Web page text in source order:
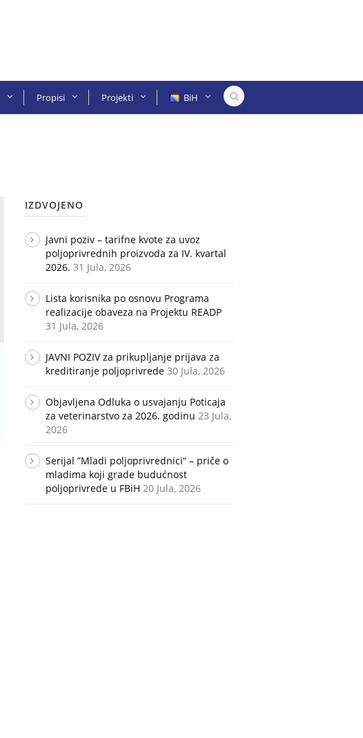
Propisi Projekti BiH
IZDVOJENO
Javni poziv – tarifne kvote za uvoz
poljoprivrednih proizvoda za IV. kvartal
2026. 31 Jula, 2026
Lista korisnika po osnovu Programa
realizacije obaveza na Projektu READP
31 Jula, 2026
JAVNI POZIV za prikupljanje prijava za
kreditiranje poljoprivrede 30 Jula, 2026
Objavljena Odluka o usvajanju Poticaja
za veterinarstvo za 2026. godinu 23 Jula,
2026
Serijal ”Mladi poljoprivrednici“ – priče o
mladima koji grade budućnost
poljoprivrede u FBiH 20 Jula, 2026